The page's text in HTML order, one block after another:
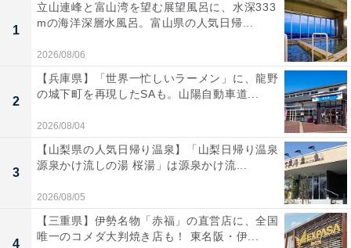
1
立山連峰と富山湾を望む展望風呂に、水深333
mの海洋深層水風呂。富山県の人気日帰...
2026/08/06
2
【兵庫県】「世界一忙しいラーメン」に、龍野
の城下町を再現したSAも。山陽自動車道...
2026/08/04
3
【山梨県の人気日帰り温泉】「山梨日帰り温泉
源泉かけ流しの湯 桜湯」は源泉かけ流...
2026/08/05
4
【三重県】伊勢名物「赤福」の直営店に、全国
唯一のコメダ大判焼き店も！ 東名阪・伊...